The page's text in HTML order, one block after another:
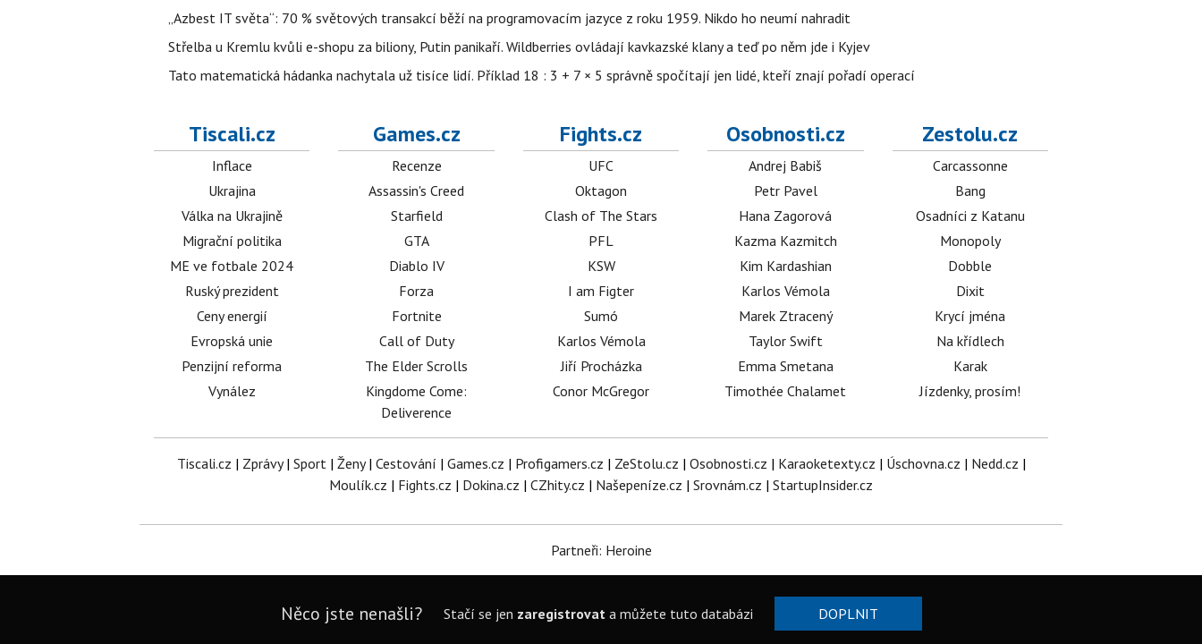
„Azbest IT světa“: 70 % světových transakcí běží na programovacím jazyce z roku 1959. Nikdo ho neumí nahradit
Střelba u Kremlu kvůli e-shopu za biliony, Putin panikaří. Wildberries ovládají kavkazské klany a teď po něm jde i Kyjev
Tato matematická hádanka nachytala už tisíce lidí. Příklad 18 : 3 + 7 × 5 správně spočítají jen lidé, kteří znají pořadí operací
Tiscali.cz
Inflace
Ukrajina
Válka na Ukrajině
Migrační politika
ME ve fotbale 2024
Ruský prezident
Ceny energií
Evropská unie
Penzijní reforma
Vynález
Games.cz
Recenze
Assassin's Creed
Starfield
GTA
Diablo IV
Forza
Fortnite
Call of Duty
The Elder Scrolls
Kingdome Come:
Deliverence
Fights.cz
UFC
Oktagon
Clash of The Stars
PFL
KSW
I am Figter
Sumó
Karlos Vémola
Jiří Procházka
Conor McGregor
Osobnosti.cz
Andrej Babiš
Petr Pavel
Hana Zagorová
Kazma Kazmitch
Kim Kardashian
Karlos Vémola
Marek Ztracený
Taylor Swift
Emma Smetana
Timothée Chalamet
Zestolu.cz
Carcassonne
Bang
Osadníci z Katanu
Monopoly
Dobble
Dixit
Krycí jména
Na křídlech
Karak
Jízdenky, prosím!
Tiscali.cz | Zprávy| Sport| Ženy| Cestování | Games.cz | Profigamers.cz | ZeStolu.cz | Osobnosti.cz | Karaoketexty.cz | Úschovna.cz | Nedd.cz |
Moulík.cz | Fights.cz | Dokina.cz | CZhity.cz | Našepeníze.cz | Srovnám.cz | StartupInsider.cz
Partneři: Heroine
Něco jste nenašli? Stačí se jen zaregistrovata můžete tuto databázi DOPLNIT